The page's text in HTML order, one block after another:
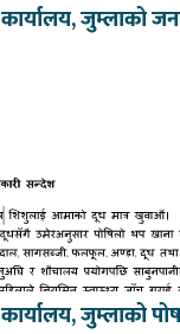
जुम्लाको
जुम्लाको